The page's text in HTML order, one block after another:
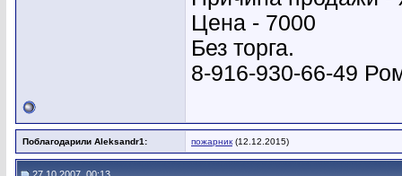
Цена - 7000
Без торга.
8-916-930-66-49
Поблагодарили Aleksandr1: пожарник (12.12.2015)